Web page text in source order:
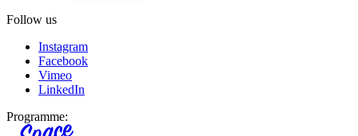
Follow us
Instagram
Facebook
Vimeo
LinkedIn
Programme: